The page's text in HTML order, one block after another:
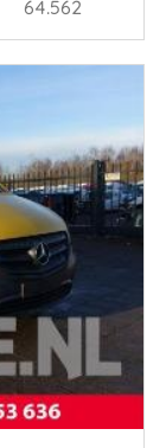
64.562